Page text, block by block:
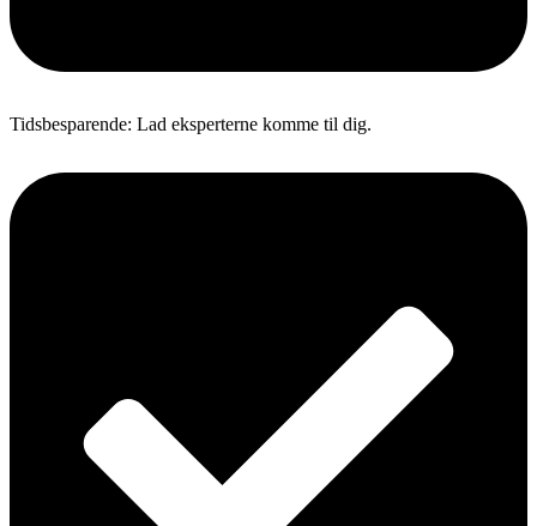
Tidsbesparende: Lad eksperterne komme til dig.